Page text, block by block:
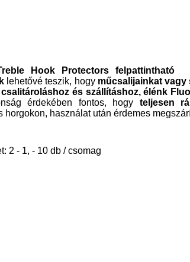
Hook Protectors felpattintható
lehetővé teszik, hogy műcsalijainkat vagy
csalitároláshoz és szállításhoz, élénk
érdekében fontos, hogy teljesen
horgokon, használat után érdemes
2 - 1, - 10 db / csomag